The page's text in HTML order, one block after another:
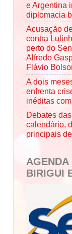
e Argentina
diplomacia
Acusação
contra
perto do
Alfredo
Flávio
A dois
enfrenta
inéditas
Debates
calendário,
principais
AGENDA
BIRIGUI